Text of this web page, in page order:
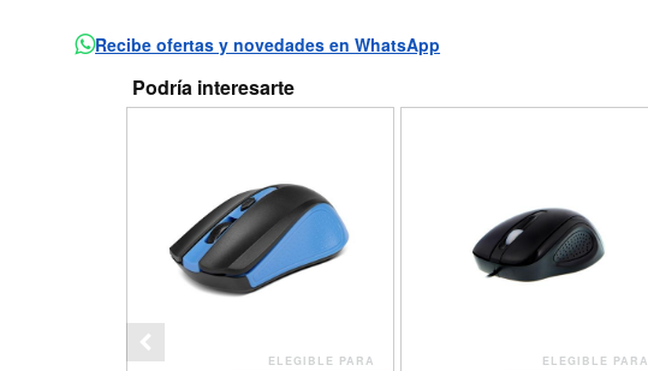
Recibe ofertas y novedades en WhatsApp
Podría interesarte
ELEGIBLE PARA ELEGIBLE PARA